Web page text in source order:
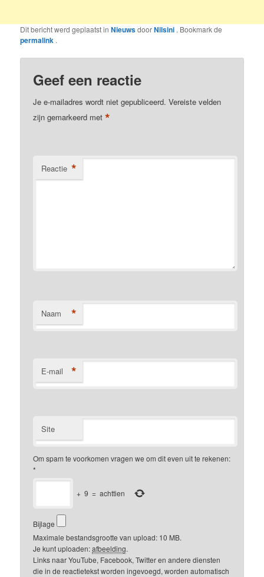
Dit bericht werd geplaatst inNieuwsdoorNilsini . Bookmark de
permalink .
Geef een reactie
Je e-mailadres wordt niet gepubliceerd. Vereiste velden
zijn gemarkeerd met*
Reactie *
Naam *
E-mail *
Site
Om spam te voorkomen vragen we om dit even uit te rekenen:
*
+ 9 = achttien
Bijlage
Maximale bestandsgrootte van upload: 10 MB.
Je kunt uploaden:afbeelding.
Links naar YouTube, Facebook, Twitter en andere diensten
die in de reactietekst worden ingevoegd, worden automatisch